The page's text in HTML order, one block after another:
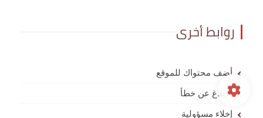
روابط أخرى
أضف محتواك للموقع
الإبلاغ عن خطأ
إخلاء مسؤولية